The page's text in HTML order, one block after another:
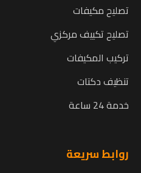
تصليح مكيفات
تصليح تكييف مركزي
تركيب المكيفات
تنظيف دكتات
خدمة 24 ساعة
روابط سريعة